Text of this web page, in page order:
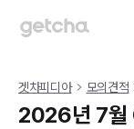
겟차피디아 모의견적
2026년 7월